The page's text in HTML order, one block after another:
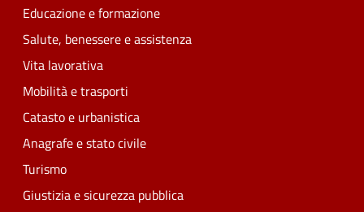
Educazione e formazione
Salute, benessere e assistenza
Vita lavorativa
Mobilità e trasporti
Catasto e urbanistica
Anagrafe e stato civile
Turismo
Giustizia e sicurezza pubblica